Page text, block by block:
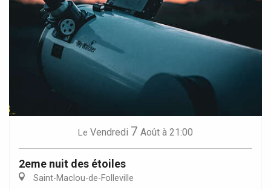
Le Vendredi 7 Août à 21:00
2eme nuit des étoiles
Saint-Maclou-de-Folleville